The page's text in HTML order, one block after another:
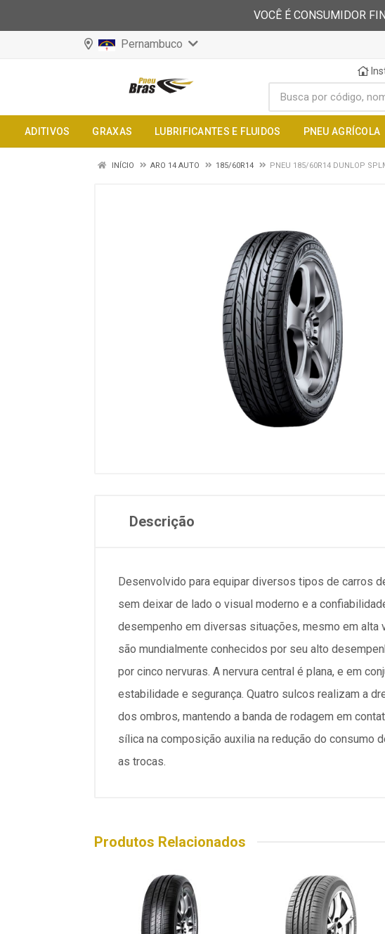
VOCÊ É CONSUMIDOR
Pernambuco
ADITIVOS GRAXAS LUBRIFICANTES E FLUIDOS PNEU AGRÍCOLA
INÍCIO ARO 14 AUTO 185/60R14 PNEU 185/60R14 DUNLOP
Descrição
Desenvolvido para equipar diversos tipos de carros
sem deixar de lado o visual moderno e a
desempenho em diversas situações, mesmo em
são mundialmente conhecidos por seu alto
por cinco nervuras. A nervura central é plana, e em
estabilidade e segurança. Quatro sulcos realizam a
dos ombros, mantendo a banda de rodagem em
sílica na composição auxilia na redução do consumo
as trocas.
Produtos Relacionados